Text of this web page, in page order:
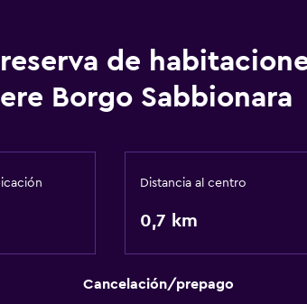
General
Habitaciones familiares
Vista al jardín
Casilleros
Piso de mosaico/mármol
Espacio de almacenamiento
de
Borgo Sabbionara
Distancia al centro
0,7 km
Cancelación/prepago